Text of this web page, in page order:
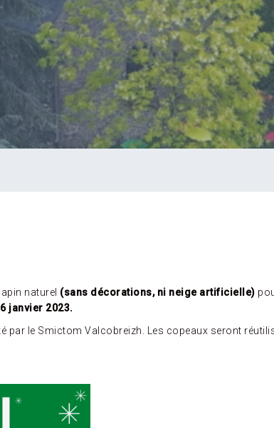
naturel (sans décorations, ni neige artificielle)
janvier 2023.
par le Smictom Valcobreizh. Les copeaux seront